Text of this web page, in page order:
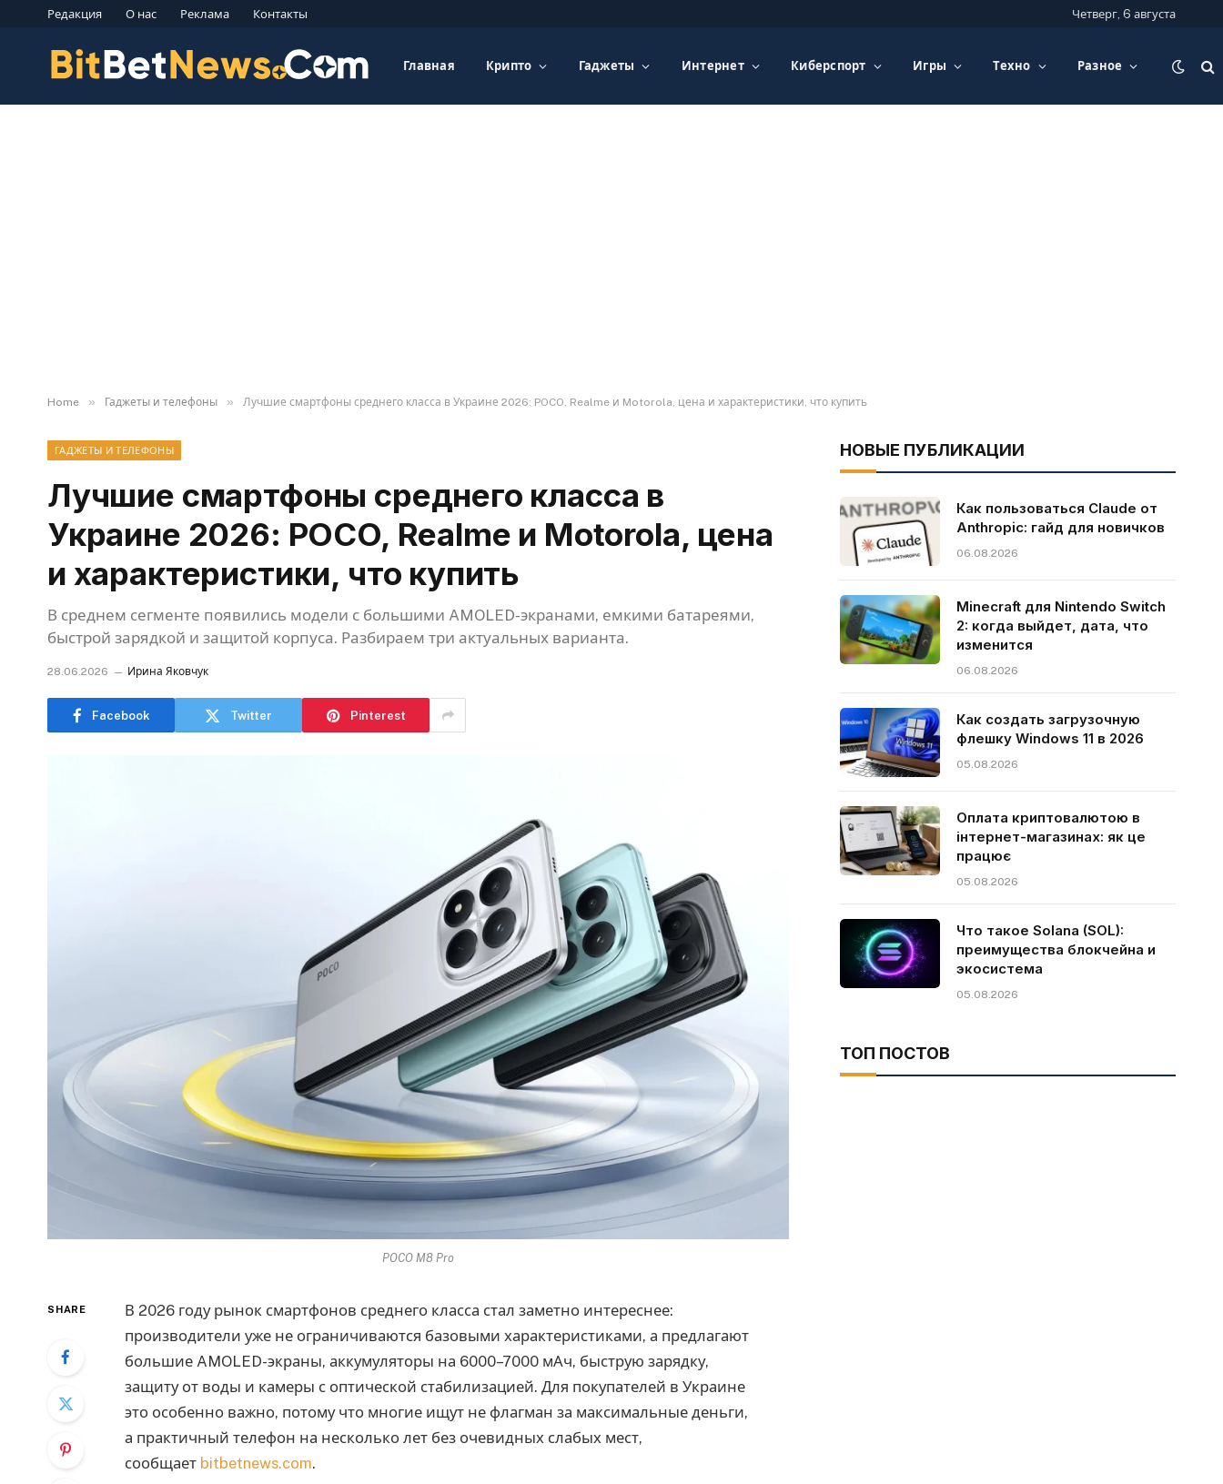
Редакция О нас Реклама Контакты Четверг, 6 августа
Главная Крипто Гаджеты Интернет Киберспорт Игры Техно Разное
Home » Гаджеты и телефоны » Лучшие смартфоны среднего класса в Украине 2026: POCO, Realme и Motorola, цена и характеристики, что купить
ГАДЖЕТЫ И ТЕЛЕФОНЫ
Лучшие смартфоны среднего класса в
Украине 2026: POCO, Realme и Motorola, цена
и характеристики, что купить
В среднем сегменте появились модели с большими AMOLED-экранами, емкими батареями,
быстрой зарядкой и защитой корпуса. Разбираем три актуальных варианта.
28.06.2026 Ирина Яковчук
Facebook Twitter Pinterest
POCO M8 Pro
SHARE
В 2026 году рынок смартфонов среднего класса стал заметно интереснее:
производители уже не ограничиваются базовыми характеристиками, а предлагают
большие AMOLED-экраны, аккумуляторы на 6000–7000 мАч, быструю зарядку,
защиту от воды и камеры с оптической стабилизацией. Для покупателей в Украине
это особенно важно, потому что многие ищут не флагман за максимальные деньги,
а практичный телефон на несколько лет без очевидных слабых мест,
сообщает bitbetnews.com.
НОВЫЕ ПУБЛИКАЦИИ
Как пользоваться Claude от
Anthropic: гайд для новичков
06.08.2026
Minecraft для Nintendo Switch
2: когда выйдет, дата, что
изменится
06.08.2026
Как создать загрузочную
флешку Windows 11 в 2026
05.08.2026
Оплата криптовалютою в
інтернет-магазинах: як це
працює
05.08.2026
Что такое Solana (SOL):
преимущества блокчейна и
экосистема
05.08.2026
ТОП ПОСТОВ